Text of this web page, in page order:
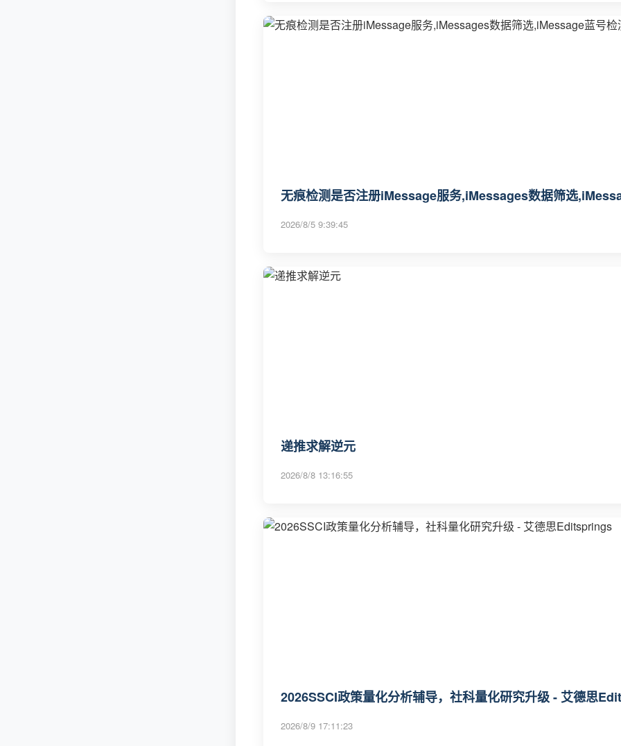
无痕检测是否注册iMessage服务,iMessages数据筛选
2026/8/5 9:39:45
递推求解逆元
2026/8/8 13:16:55
2026SSCI政策量化分析辅导，社科量化研究升级 - 艾德思
2026/8/9 17:11:23